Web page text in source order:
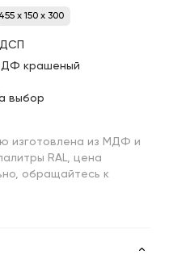
455 x 150 x 300
крашеный
выбор
изготовлена из МДФ и
RAL, цена
обращайтесь к